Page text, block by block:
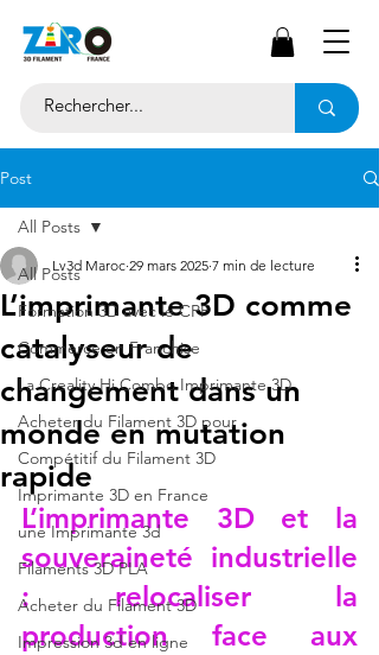
Post
All Posts
Formation 3D avec le CPF
Commerce en Franchise
La Creality Hi Combo Imprimante 3D
Acheter du Filament 3D pour
Compétitif du Filament 3D
Imprimante 3D en France
une Imprimante 3d
Filaments 3D PLA
Acheter du Filament 3D
Impression 3d en ligne
All Posts
L’imprimante 3D comme
catalyseur de
changement dans un
monde en mutation
rapide
Lv3d Maroc 29 mars 2025 7 min de lecture
L’imprimante 3D et la
souveraineté industrielle
: relocaliser la
production face aux